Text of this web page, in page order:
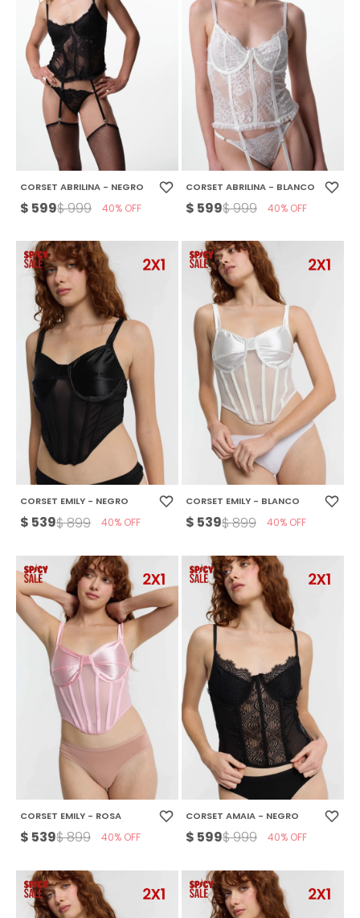
CORSET ABRILINA - NEGRO
$ 599$999 40
CORSET ABRILINA - BLANCO
$ 599$999 40
CORSET EMILY - NEGRO
$ 539$899 40
CORSET EMILY - BLANCO
$ 539$899 40
CORSET EMILY - ROSA
$ 539$899 40
CORSET AMAIA - NEGRO
$ 599$999 40